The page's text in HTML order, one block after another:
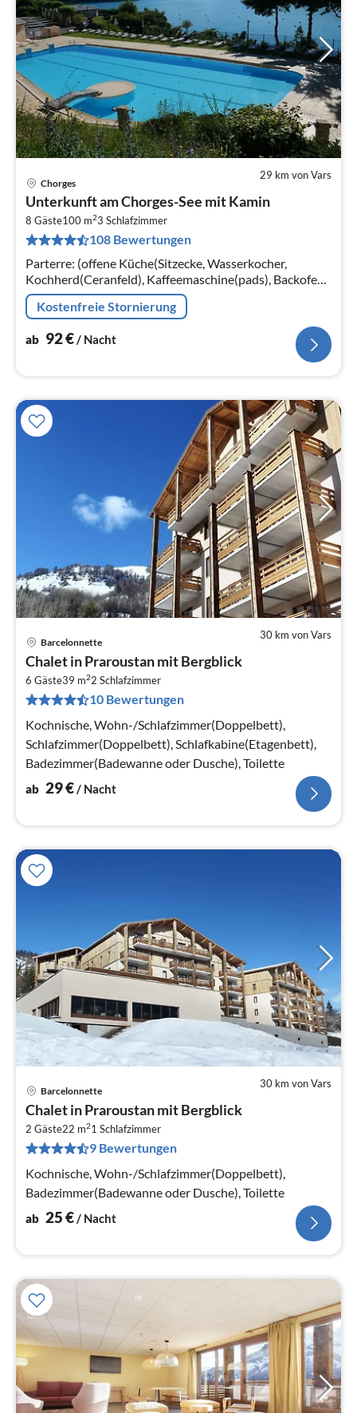
29 km von Vars
Chorges
Unterkunft am Chorges-See mit Kamin
8 Gäste100 m23 Schlafzimmer
108 Bewertungen
Parterre: (offene Küche(Sitzecke, Wasserkocher,
Kochherd(Ceranfeld), Kaffeemaschine(pads), Backofen,
Mikrowelle, Spülmaschine, Kühlschrank(+ Gefrierfach))
Kostenfreie Stornierung
ab 92€/ Nacht
30 km von Vars
Barcelonnette
Chalet in Praroustan mit Bergblick
6 Gäste39 m22 Schlafzimmer
10 Bewertungen
Kochnische, Wohn-/Schlafzimmer(Doppelbett),
Schlafzimmer(Doppelbett), Schlafkabine(Etagenbett),
Badezimmer(Badewanne oder Dusche), Toilette
ab 29€ / Nacht
30 km von Vars
Barcelonnette
Chalet in Praroustan mit Bergblick
2 Gäste22 m21 Schlafzimmer
9 Bewertungen
Kochnische, Wohn-/Schlafzimmer(Doppelbett),
Badezimmer(Badewanne oder Dusche), Toilette
ab 25€/ Nacht